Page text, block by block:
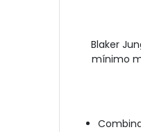
Blaker
mínimo